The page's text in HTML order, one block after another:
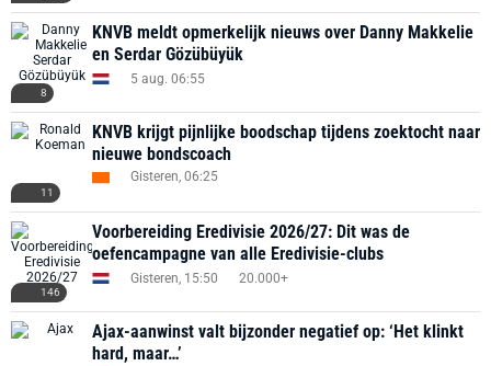
8
KNVB meldt opmerkelijk nieuws over Danny Makkelie
en Serdar Gözübüyük
5 aug. 06:55
11
KNVB krijgt pijnlijke boodschap tijdens zoektocht naar
nieuwe bondscoach
Gisteren, 06:25
146
Voorbereiding Eredivisie 2026/27: Dit was de
oefencampagne van alle Eredivisie-clubs
Gisteren, 15:50 20.000+
Ajax-aanwinst valt bijzonder negatief op: ‘Het klinkt
hard, maar…’